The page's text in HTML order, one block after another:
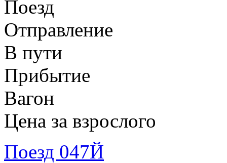
Поезд
Отправление
В пути
Прибытие
Вагон
Цена за взрослого
Поезд 047Й